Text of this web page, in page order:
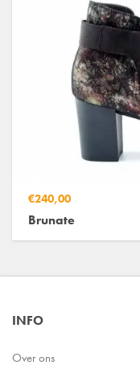
€240,00
Brunate
INFO
Over ons